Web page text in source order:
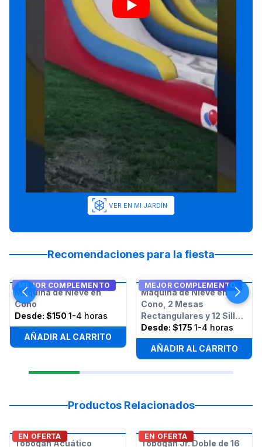
VER EN MI JARDÍN
Recomendaciones para la fiesta
MEJOR COMPLEMENTO
Máquina de Nieve en
Cono
Desde: $150 1-4 horas
AÑADIR AL CARRITO
MEJOR COMPLEMENTO
Máquina de Nieve en
Cono, 2 Mesas
Rectangulares y 12 Sillas
- Paquete
Desde: $175 1-4 horas
AÑADIR AL CARRITO
Productos Relacionados
EN OFERTA
Tobogán Acuático
EN OFERTA
Tobogán Jr. Doble de 16